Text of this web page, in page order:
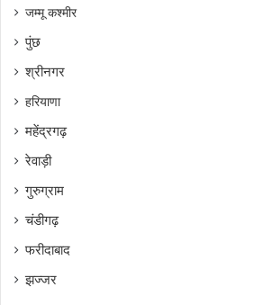
जम्मू कश्मीर
पुंछ
श्रीनगर
हरियाणा
महेंद्रगढ़
रेवाड़ी
गुरुग्राम
चंडीगढ़
फरीदाबाद
झज्जर